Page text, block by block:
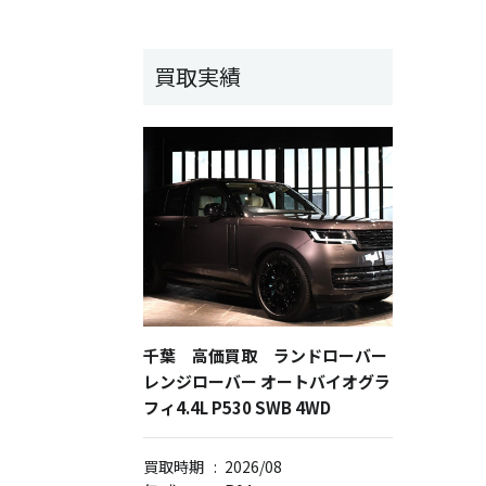
買取実績
千葉 高価買取 ランドローバー
レンジローバー オートバイオグラ
フィ4.4L P530 SWB 4WD
買取時期 : 2026/08